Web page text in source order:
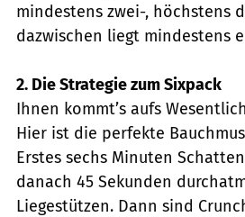
mindestens zwei-, höchstens
dazwischen liegt mindestens
2. Die Strategie zum Sixpack
Ihnen kommt’s aufs
Hier ist die perfekte
Erstes sechs Minuten
danach 45 Sekunden
Liegestützen. Dann sind